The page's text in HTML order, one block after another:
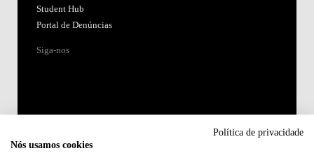
Student Hub
Portal de Denúncias
Siga-nos
Política de privacidade
Nós usamos cookies